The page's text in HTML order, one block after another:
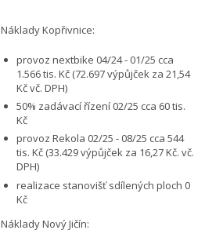
Náklady Kopřivnice:
provoz nextbike 04/24 - 01/25 cca
1.566 tis. Kč (72.697 výpůjček za 21,54
Kč vč. DPH)
50% zadávací řízení 02/25 cca 60 tis.
Kč
provoz Rekola 02/25 - 08/25 cca 544
tis. Kč (33.429 výpůjček za 16,27 Kč. vč.
DPH)
realizace stanovišť sdílených ploch 0
Kč
Náklady Nový Jičín: